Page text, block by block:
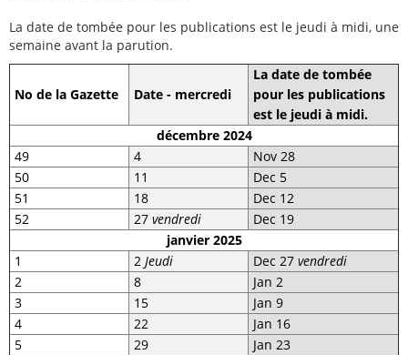
La date de tombée pour les publications est le jeudi à midi, une
semaine avant la parution.
No de la Gazette Date - mercredi
La date de tombée
pour les publications
est le jeudi à midi.
décembre2024
49
4
Nov 28
50
11
Dec 5
51
18
Dec 12
52
27 vendredi
Dec 19
janvier 2025
1
2 Jeudi Dec 27 vendredi
2
8
Jan 2
3
15
Jan 9
4
22
Jan 16
5
29
Jan 23